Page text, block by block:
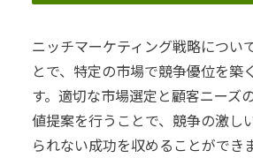
ニッチマーケティング戦略につい
とで、特定の市場で競争優位を築
す。適切な市場選定と顧客ニーズ
値提案を行うことで、競争の激し
られない成功を収めることができ